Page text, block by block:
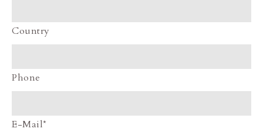
Country
Phone
E-Mail*